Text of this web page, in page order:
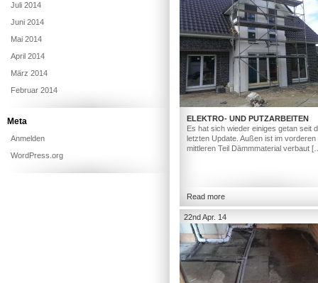
ELEKTRO- UND PUTZARBEITEN
Es hat sich wieder einiges getan seit
letzten Update. Außen ist im vorderen
mittleren Teil Dämmmaterial verbaut
Read more
22nd Apr. 14
Juli 2014
Juni 2014
Mai 2014
April 2014
März 2014
Februar 2014
Meta
Anmelden
WordPress.org